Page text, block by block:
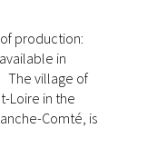
production:
in
The village of
Loire in the
Comté, is